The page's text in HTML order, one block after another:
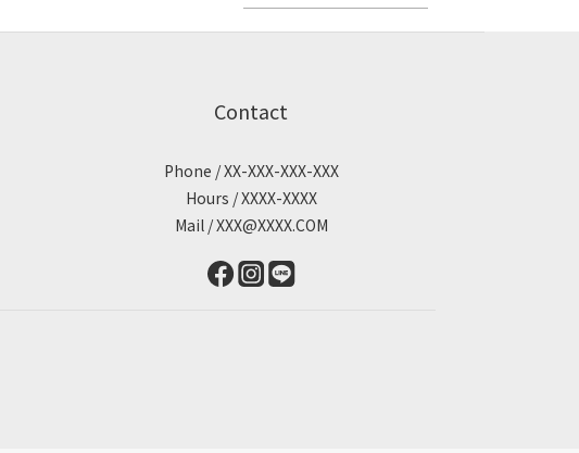
Contact
Phone / XX-XXX-XXX-XXX
Hours / XXXX-XXXX
Mail / XXX@XXXX.COM